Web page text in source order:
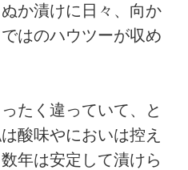
か漬けに日々、向か
はのハウツーが収め
たく違っていて、と
酸味やにおいは控え
年は安定して漬けら